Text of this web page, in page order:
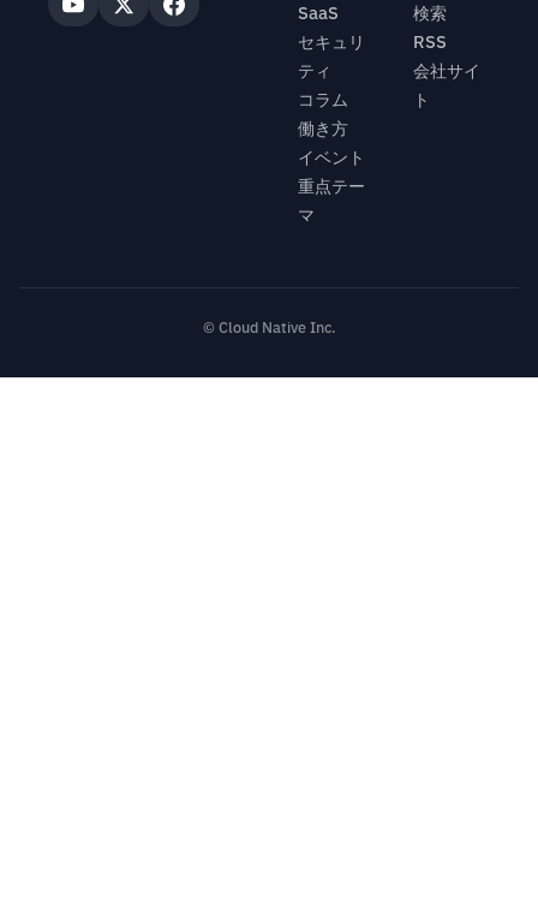
SaaS
セキュリ
ティ
コラム
働き方
イベント
重点テー
マ
検索
RSS
会社サイ
ト
© Cloud Native Inc.